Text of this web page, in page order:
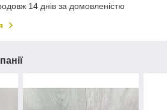
14 днів за домовленістю